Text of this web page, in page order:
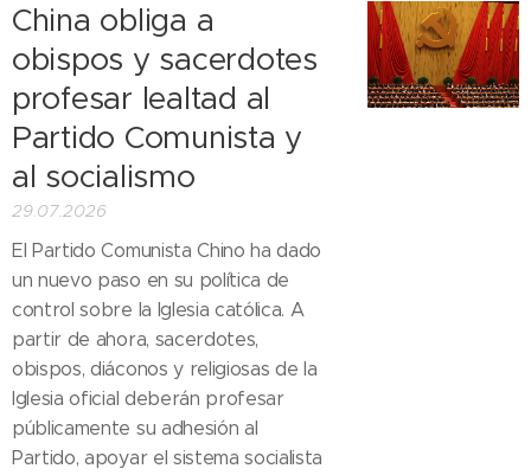
China obliga a
obispos y sacerdotes
profesar lealtad al
Partido Comunista y
al socialismo
29.07.2026
El Partido Comunista Chino ha dado
un nuevo paso en su política de
control sobre la Iglesia católica. A
partir de ahora, sacerdotes,
obispos, diáconos y religiosas de la
Iglesia oficial deberán profesar
públicamente su adhesión al
Partido, apoyar el sistema socialista